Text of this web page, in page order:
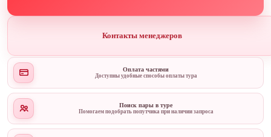
Контакты менеджеров
Оплата частями
Доступны удобные способы оплаты тура
Поиск пары в туре
Помогаем подобрать попутчика при наличии запроса